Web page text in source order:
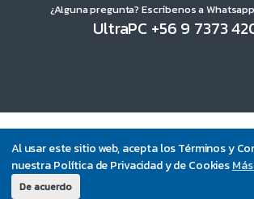
Al usar este sitio web, acepta los Términos y
nuestra Política de Privacidad y de Cookies
De acuerdo
¿Alguna pregunta? Escríbenos a
UltraPC +56 9 7373